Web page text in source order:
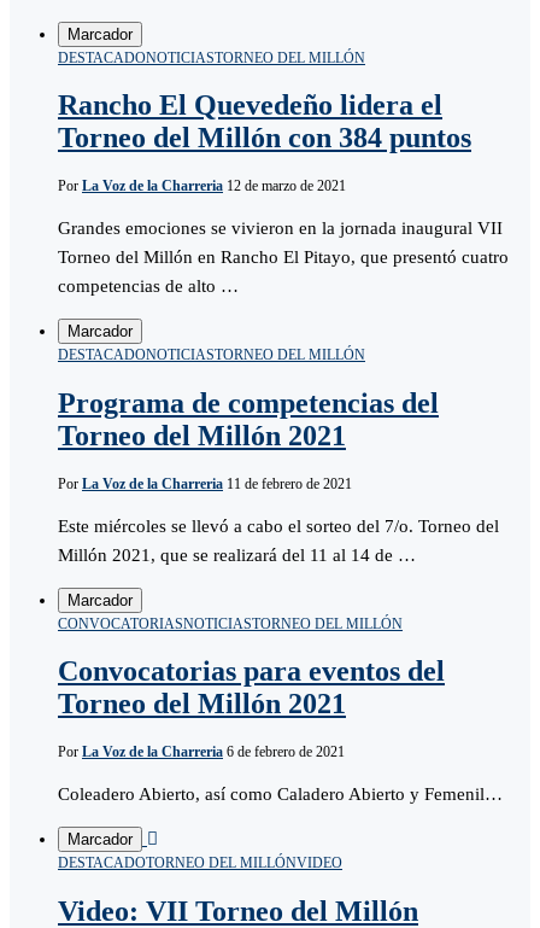
Marcador
DESTACADONOTICIASTORNEO DEL MILLÓN
Rancho El Quevedeño lidera el
Torneo del Millón con 384 puntos
Por La Voz de la Charreria 12 de marzo de 2021
Grandes emociones se vivieron en la jornada inaugural VII
Torneo del Millón en Rancho El Pitayo, que presentó cuatro
competencias de alto …
Marcador
DESTACADONOTICIASTORNEO DEL MILLÓN
Programa de competencias del
Torneo del Millón 2021
Por La Voz de la Charreria 11 de febrero de 2021
Este miércoles se llevó a cabo el sorteo del 7/o. Torneo del
Millón 2021, que se realizará del 11 al 14 de …
Marcador
CONVOCATORIASNOTICIASTORNEO DEL MILLÓN
Convocatorias para eventos del
Torneo del Millón 2021
Por La Voz de la Charreria 6 de febrero de 2021
Coleadero Abierto, así como Caladero Abierto y Femenil…
Marcador
DESTACADOTORNEO DEL MILLÓNVIDEO
Video: VII Torneo del Millón